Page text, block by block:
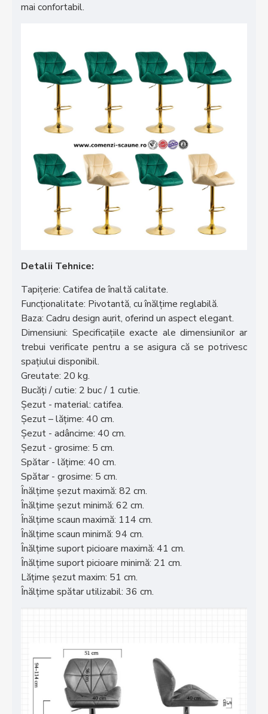
mai confortabil.
Detalii Tehnice:
Tapițerie: Catifea de înaltă calitate.
Funcționalitate: Pivotantă, cu înălțime reglabilă.
Baza: Cadru design aurit, oferind un aspect elegant.
Dimensiuni: Specificațiile exacte ale dimensiunilor ar
trebui verificate pentru a se asigura că se potrivesc
spațiului disponibil.
Greutate: 20 kg.
Bucăți / cutie: 2 buc / 1 cutie.
Șezut - material: catifea.
Șezut – lățime: 40 cm.
Șezut - adâncime: 40 cm.
Șezut - grosime: 5 cm.
Spătar - lățime: 40 cm.
Spătar - grosime: 5 cm.
Înălțime șezut maximă: 82 cm.
Înălțime șezut minimă: 62 cm.
Înălțime scaun maximă: 114 cm.
Înălțime scaun minimă: 94 cm.
Înălțime suport picioare maximă: 41 cm.
Înălțime suport picioare minimă: 21 cm.
Lățime șezut maxim: 51 cm.
Înălțime spătar utilizabil: 36 cm.